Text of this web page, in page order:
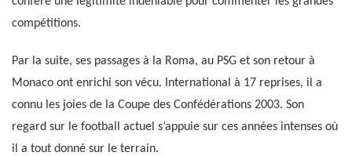
compétitions.
Par la suite, ses passages à la Roma, au PSG et son retour à
Monaco ont enrichi son vécu. International à 17 reprises, il a
connu les joies de la Coupe des Confédérations 2003. Son
regard sur le football actuel s’appuie sur ces années intenses où
il a tout donné sur le terrain.